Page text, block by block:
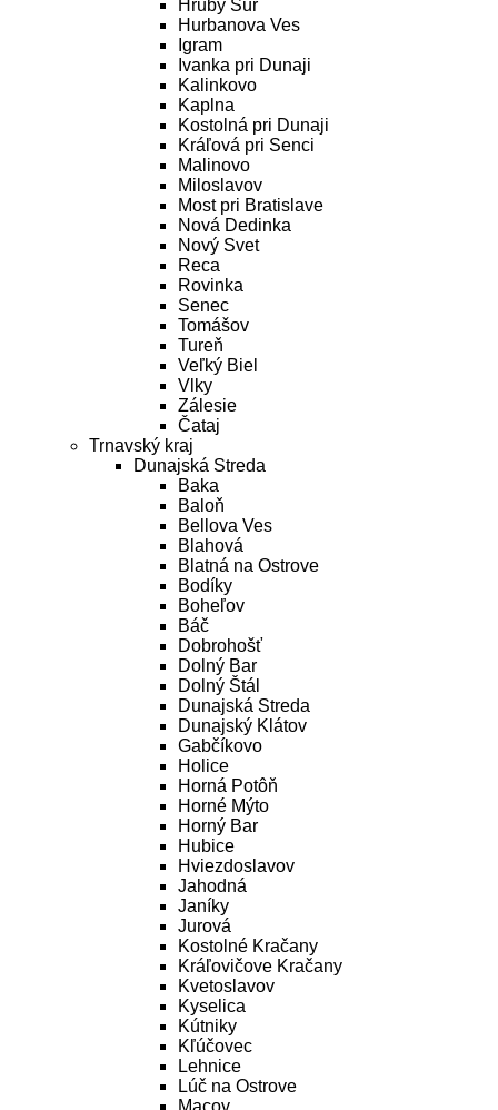
Hrubý Šúr
Hurbanova Ves
Igram
Ivanka pri Dunaji
Kalinkovo
Kaplna
Kostolná pri Dunaji
Kráľová pri Senci
Malinovo
Miloslavov
Most pri Bratislave
Nová Dedinka
Nový Svet
Reca
Rovinka
Senec
Tomášov
Tureň
Veľký Biel
Vlky
Zálesie
Čataj
Trnavský kraj
Dunajská Streda
Baka
Baloň
Bellova Ves
Blahová
Blatná na Ostrove
Bodíky
Boheľov
Báč
Dobrohošť
Dolný Bar
Dolný Štál
Dunajská Streda
Dunajský Klátov
Gabčíkovo
Holice
Horná Potôň
Horné Mýto
Horný Bar
Hubice
Hviezdoslavov
Jahodná
Janíky
Jurová
Kostolné Kračany
Kráľovičove Kračany
Kvetoslavov
Kyselica
Kútniky
Kľúčovec
Lehnice
Lúč na Ostrove
Macov